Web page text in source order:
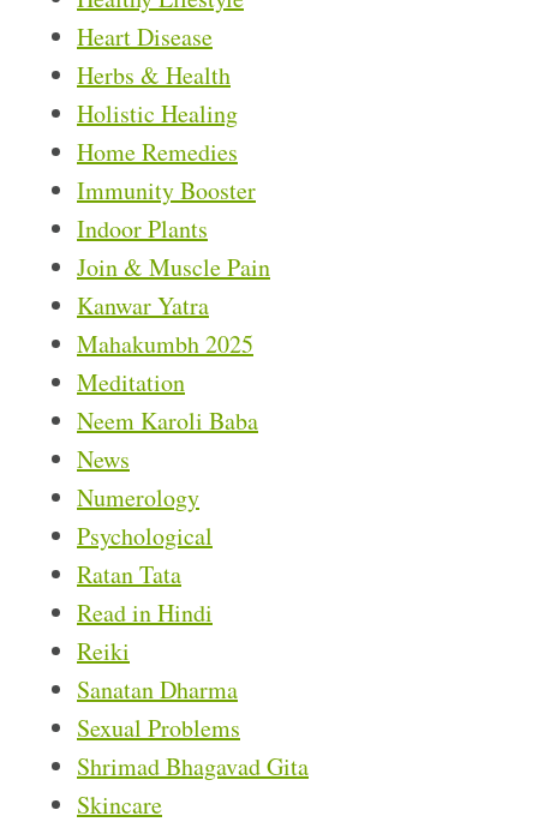
Heart Disease
Herbs & Health
Holistic Healing
Home Remedies
Immunity Booster
Indoor Plants
Join & Muscle Pain
Kanwar Yatra
Mahakumbh 2025
Meditation
Neem Karoli Baba
News
Numerology
Psychological
Ratan Tata
Read in Hindi
Reiki
Sanatan Dharma
Sexual Problems
Shrimad Bhagavad Gita
Skincare